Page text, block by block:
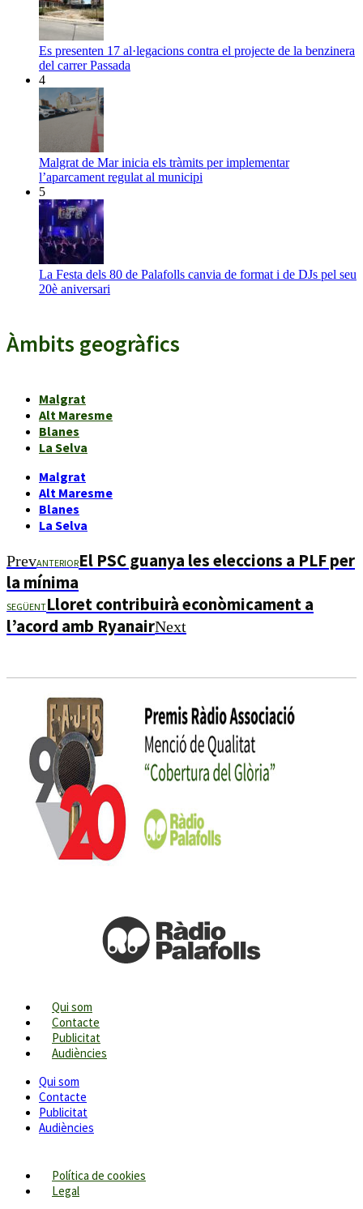
Es presenten 17 al·legacions contra el projecte de la benzinera
del carrer Passada
4
Malgrat de Mar inicia els tràmits per implementar
l’aparcament regulat al municipi
5
La Festa dels 80 de Palafolls canvia de format i de DJs pel seu
20è aniversari
Àmbits geogràfics
Malgrat
Alt Maresme
Blanes
La Selva
Malgrat
Alt Maresme
Blanes
La Selva
PrevANTERIOREl PSC guanya les eleccions a PLF per
la mínima
SEGÜENTLloret contribuirà econòmicament a
l’acord amb RyanairNext
Qui som
Contacte
Publicitat
Audiències
Qui som
Contacte
Publicitat
Audiències
Política de cookies
Legal